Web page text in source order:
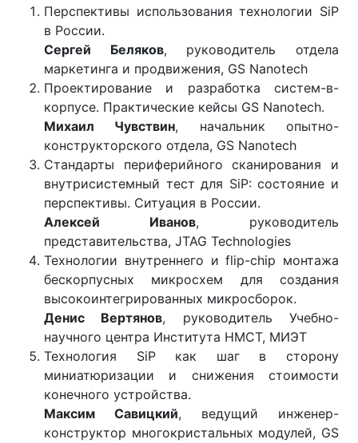
Перспективы использования технологии SiP
в России.
Сергей Беляков, руководитель отдела
маркетинга и продвижения, GS Nanotech
Проектирование и разработка систем-в-
корпусе. Практические кейсы GS Nanotech.
Михаил Чувствин, начальник опытно-
конструкторского отдела, GS Nanotech
Стандарты периферийного сканирования и
внутрисистемный тест для SiP: состояние и
перспективы. Ситуация в России.
Алексей Иванов, руководитель
представительства, JTAG Technologies
Технологии внутреннего и flip-chip монтажа
бескорпусных микросхем для создания
высокоинтегрированных микросборок.
Денис Вертянов, руководитель Учебно-
научного центра Института НМСТ, МИЭТ
Технология SiP как шаг в сторону
миниатюризации и снижения стоимости
конечного устройства.
Максим Савицкий, ведущий инженер-
конструктор многокристальных модулей, GS